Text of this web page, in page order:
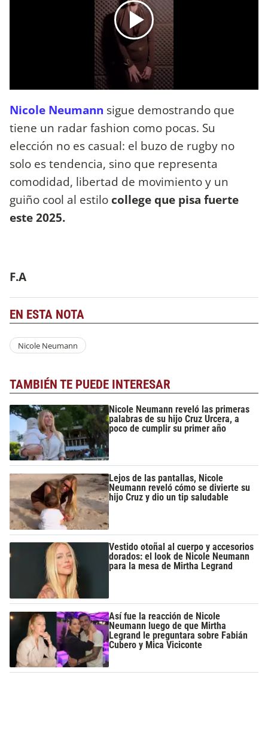
Nicole Neumann sigue demostrando que
tiene un radar fashion como pocas. Su
elección no es casual: el buzo de rugby no
solo es tendencia, sino que representa
comodidad, libertad de movimiento y un
guiño cool al estilo college que pisa fuerte
este 2025.
F.A
EN ESTA NOTA
Nicole Neumann
TAMBIÉN TE PUEDE INTERESAR
Nicole Neumann reveló las primeras
palabras de su hijo Cruz Urcera, a
poco de cumplir su primer año
Lejos de las pantallas, Nicole
Neumann reveló cómo se divierte su
hijo Cruz y dio un tip saludable
Vestido otoñal al cuerpo y accesorios
dorados: el look de Nicole Neumann
para la mesa de Mirtha Legrand
Así fue la reacción de Nicole
Neumann luego de que Mirtha
Legrand le preguntara sobre Fabián
Cubero y Mica Viciconte